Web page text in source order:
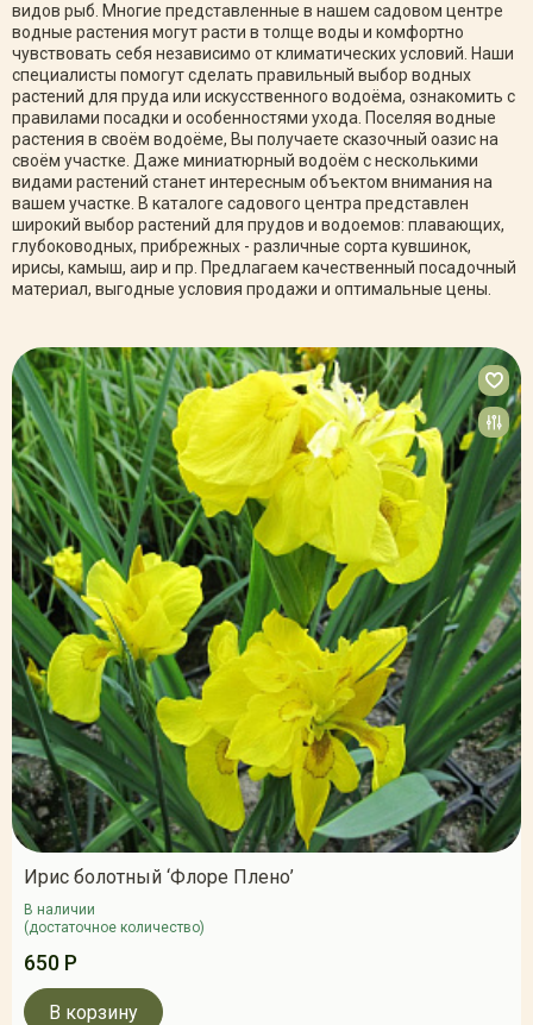
видов рыб. Многие представленные в нашем садовом центре
водные растения могут расти в толще воды и комфортно
чувствовать себя независимо от климатических условий. Наши
специалисты помогут сделать правильный выбор водных
растений для пруда или искусственного водоёма, ознакомить с
правилами посадки и особенностями ухода. Поселяя водные
растения в своём водоёме, Вы получаете сказочный оазис на
своём участке. Даже миниатюрный водоём с несколькими
видами растений станет интересным объектом внимания на
вашем участке. В каталоге садового центра представлен
широкий выбор растений для прудов и водоемов: плавающих,
глубоководных, прибрежных - различные сорта кувшинок,
ирисы, камыш, аир и пр. Предлагаем качественный посадочный
материал, выгодные условия продажи и оптимальные цены.
Ирис болотный ‘Флоре Плено’
В наличии
(достаточное количество)
650 Р
В корзину